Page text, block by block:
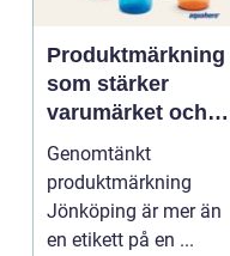
Produktmärkning
som stärker
varumärket och
förenklar vardagen
Genomtänkt
produktmärkning
Jönköping är mer än
en etikett på en ...